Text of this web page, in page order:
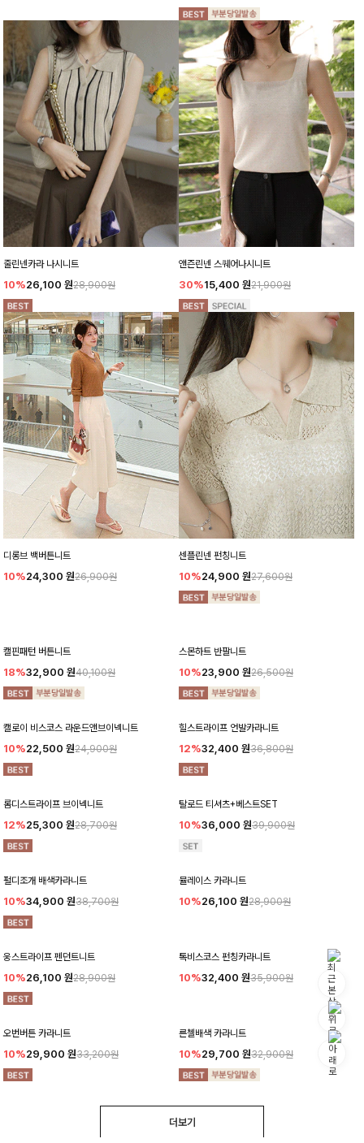
줄린넨카라 나시니트
10%26,100 원28,900원
앤즌린넨 스퀘어나시니트
30%15,400 원21,900원
디롱브 백버튼니트
10%24,300 원26,900원
센플린넨 펀칭니트
10%24,900 원27,600원
캘핀패턴 버튼니트
18%32,900 원40,100원
스몬하트 반팔니트
10%23,900 원26,500원
캘로이 비스코스 라운드앤브이넥니트
10%22,500 원24,900원
힐스트라이프 언발카라니트
12%32,400 원36,800원
롬디스트라이프 브이넥니트
12%25,300 원28,700원
탈로드 티셔츠+베스트SET
10%36,000 원39,900원
펄디조개 배색카라니트
10%34,900 원38,700원
뮬레이스 카라니트
10%26,100 원28,900원
웅스트라이프 펜던트니트
10%26,100 원28,900원
톡비스코스 펀칭카라니트
10%32,400 원35,900원
오번버튼 카라니트
10%29,900 원33,200원
른첼배색 카라니트
10%29,700 원32,900원
더보기